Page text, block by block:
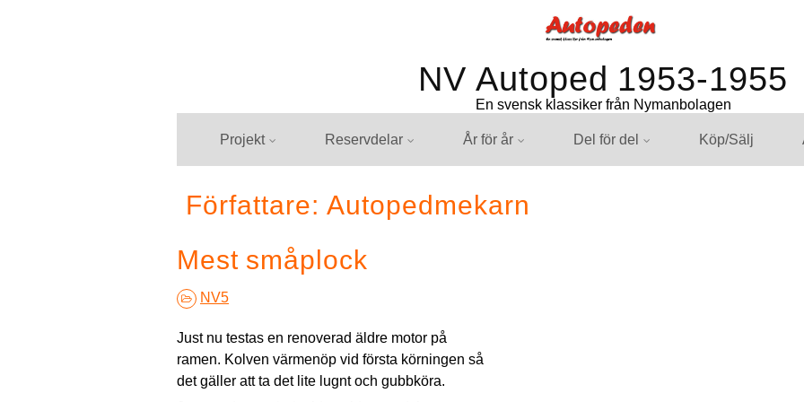
NV Autoped 1953-1955
En svensk klassiker från Nymanbolagen
Projekt Reservdelar År för år Del för del Köp/Sälj
Författare: Autopedmekarn
Mest småplock
NV5
Just nu testas en renoverad äldre motor på
ramen. Kolven värmenöp vid första körningen så
det gäller att ta det lite lugnt och gubbköra.